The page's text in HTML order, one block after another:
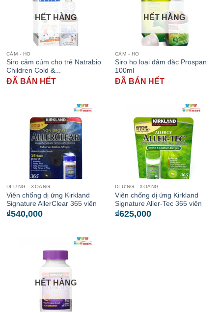
HẾT HÀNG
CẢM - HO
Siro cảm cúm cho trẻ Natrabio
Children Cold &...
ĐÃ BÁN HẾT
HẾT HÀNG
CẢM - HO
Siro ho loại đậm đặc Prospan
100ml
ĐÃ BÁN HẾT
DỊ ỨNG - XOANG
Viên chống dị ứng Kirkland
Signature AllerClear 365 viên
₫540,000
DỊ ỨNG - XOANG
Viên chống dị ứng Kirkland
Signature Aller-Tec 365 viên
₫625,000
HẾT HÀNG